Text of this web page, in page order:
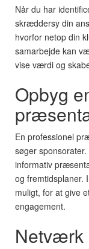
Når du har
skræddersy din
hvorfor netop din
samarbejde kan
vise værdi og
Opbyg
En professionel
søger
informativ
og fremtidsplaner.
muligt, for at give
engagement.
Netværk